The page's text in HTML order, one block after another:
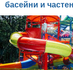
басейни и